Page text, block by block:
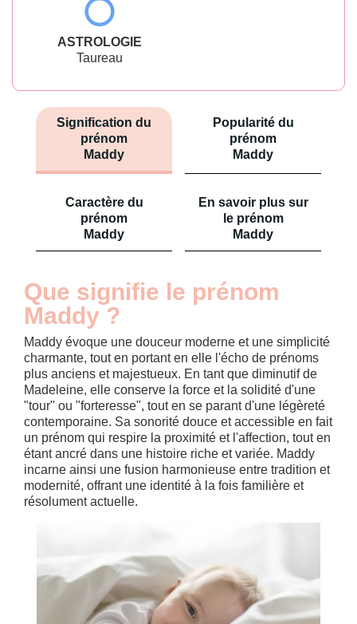
ASTROLOGIE
Taureau
Signification du
prénom
Maddy
Popularité du
prénom
Maddy
Caractère du
prénom
Maddy
En savoir plus sur
le prénom
Maddy
Que signifie le prénom
Maddy ?
Maddy évoque une douceur moderne et une simplicité
charmante, tout en portant en elle l'écho de prénoms
plus anciens et majestueux. En tant que diminutif de
Madeleine, elle conserve la force et la solidité d'une
"tour" ou "forteresse", tout en se parant d'une légèreté
contemporaine. Sa sonorité douce et accessible en fait
un prénom qui respire la proximité et l'affection, tout en
étant ancré dans une histoire riche et variée. Maddy
incarne ainsi une fusion harmonieuse entre tradition et
modernité, offrant une identité à la fois familière et
résolument actuelle.